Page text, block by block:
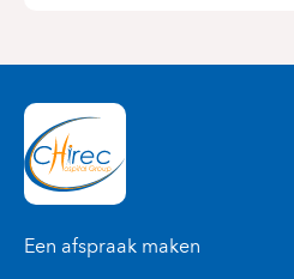
Een afspraak maken